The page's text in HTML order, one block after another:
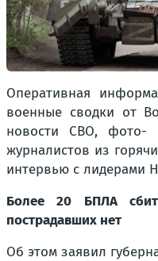
Оперативная
военные сводки от
новости СВО, фото-
журналистов из
интервью с лидерами
Более 20 БПЛА
пострадавших нет
Об этом заявил